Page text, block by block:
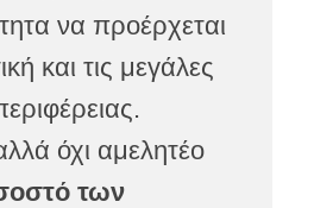
να προέρχεται
και τις μεγάλες
όχι αμελητέο
των